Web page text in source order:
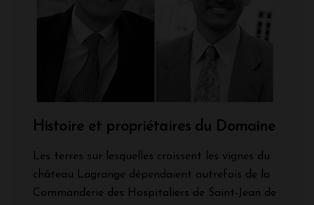
Histoire et propriétaires du Domaine
Les terres sur lesquelles croissent les vignes du
château Lagrange dépendaient autrefois de la
Commanderie des Hospitaliers de Saint-Jean de